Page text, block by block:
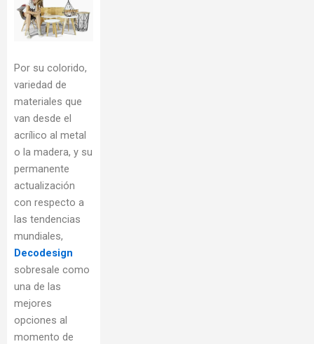
Por su colorido,
variedad de
materiales que
van desde el
acrílico al metal
o la madera, y su
permanente
actualización
con respecto a
las tendencias
mundiales,
Decodesign
sobresale como
una de las
mejores
opciones al
momento de